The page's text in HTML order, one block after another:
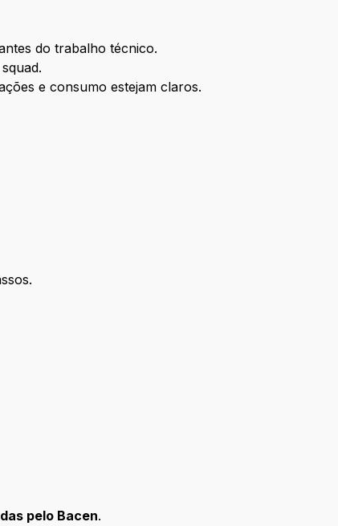
do trabalho técnico.
e consumo estejam claros.
pelo Bacen.